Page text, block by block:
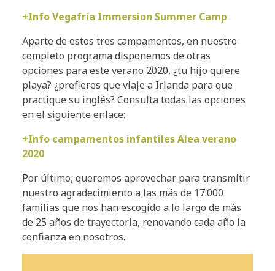
+Info Vegafría Immersion Summer Camp
Aparte de estos tres campamentos, en nuestro
completo programa disponemos de otras
opciones para este verano 2020, ¿tu hijo quiere
playa? ¿prefieres que viaje a Irlanda para que
practique su inglés? Consulta todas las opciones
en el siguiente enlace:
+Info campamentos infantiles Alea verano
2020
Por último, queremos aprovechar para transmitir
nuestro agradecimiento a las más de 17.000
familias que nos han escogido a lo largo de más
de 25 años de trayectoria, renovando cada año la
confianza en nosotros.